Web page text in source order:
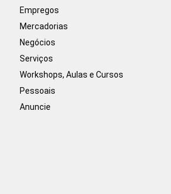
Empregos
Mercadorias
Negócios
Serviços
Workshops, Aulas e Cursos
Pessoais
Anuncie